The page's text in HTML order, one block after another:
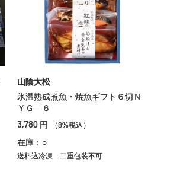
山陰大松
氷温熟成煮魚・焼魚ギフト６切Ｎ
ＹＧ―６
3,780 円 （8%税込）
在庫：○
送料込冷凍 二重包装不可